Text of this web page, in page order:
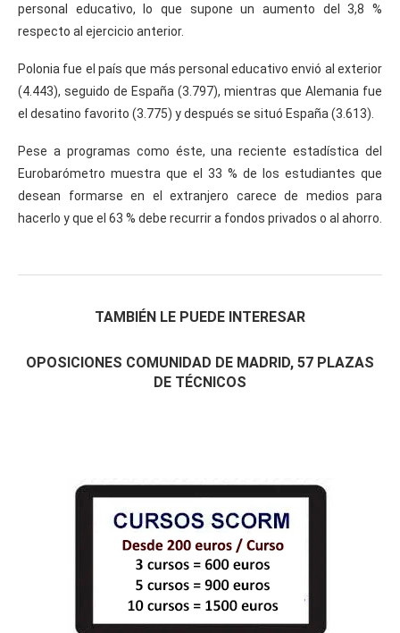
personal educativo, lo que supone un aumento del 3,8 %
respecto al ejercicio anterior.
Polonia fue el país que más personal educativo envió al exterior
(4.443), seguido de España (3.797), mientras que Alemania fue
el desatino favorito (3.775) y después se situó España (3.613).
Pese a programas como éste, una reciente estadística del
Eurobarómetro muestra que el 33 % de los estudiantes que
desean formarse en el extranjero carece de medios para
hacerlo y que el 63 % debe recurrir a fondos privados o al ahorro.
TAMBIÉN LE PUEDE INTERESAR
OPOSICIONES COMUNIDAD DE MADRID, 57 PLAZAS
DE TÉCNICOS